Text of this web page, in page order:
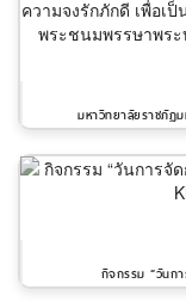
มหาวิทยาลัยราชภัฏ
กิจกรรม “วันก